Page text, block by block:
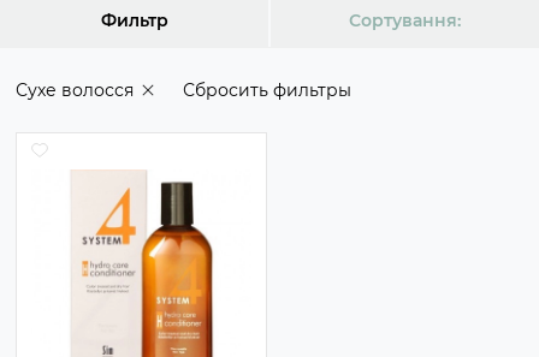
Фильтр Сортування:
Сухе волосся Сбросить фильтры